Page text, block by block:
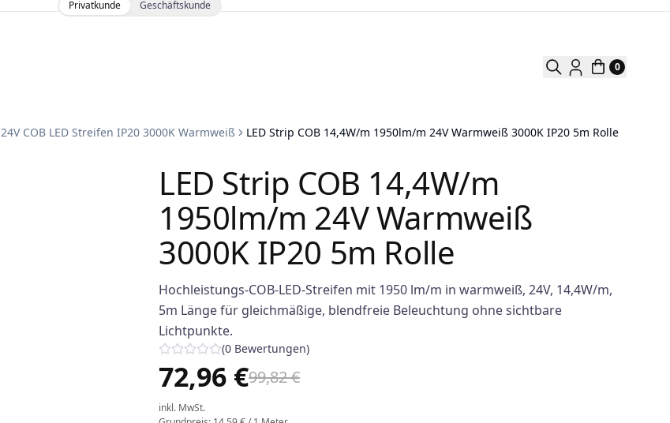
Privatkunde Geschäftskunde
0
24V COB LED Streifen IP20 3000K Warmweiß LED Strip COB 14,4W/m 1950lm/m 24V Warmweiß 3000K IP20 5m Rolle
LED Strip COB 14,4W/m
1950lm/m 24V Warmweiß
3000K IP20 5m Rolle
Hochleistungs-COB-LED-Streifen mit 1950 lm/m in warmweiß, 24V, 14,4W/m,
5m Länge für gleichmäßige, blendfreie Beleuchtung ohne sichtbare
Lichtpunkte.
(0 Bewertungen)
72,96 €99,82 €
inkl. MwSt.